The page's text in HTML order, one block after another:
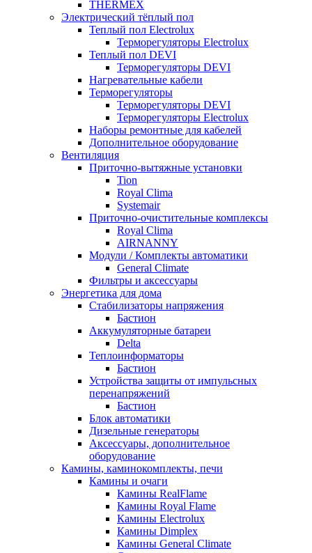
THERMEX
Электрический тёплый пол
Теплый пол Electrolux
Терморегуляторы Electrolux
Теплый пол DEVI
Терморегуляторы DEVI
Нагревательные кабели
Терморегуляторы
Терморегуляторы DEVI
Терморегуляторы Electrolux
Наборы ремонтные для кабелей
Дополнительное оборудование
Вентиляция
Приточно-вытяжные установки
Tion
Royal Clima
Systemair
Приточно-очистительные комплексы
Royal Clima
AIRNANNY
Модули / Комплекты автоматики
General Climate
Фильтры и аксессуары
Энергетика для дома
Стабилизаторы напряжения
Бастион
Аккумуляторные батареи
Delta
Теплоинформаторы
Бастион
Устройства защиты от импульсных
перенапряжений
Бастион
Блок автоматики
Дизельные генераторы
Аксессуары, дополнительное
оборудование
Камины, каминокомплекты, печи
Камины и очаги
Камины RealFlame
Камины Royal Flame
Камины Electrolux
Камины Dimplex
Камины General Climate